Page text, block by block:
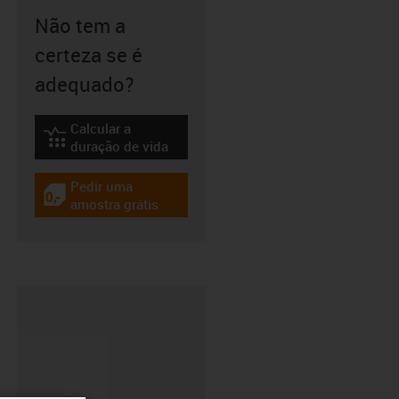
Não tem a
certeza se é
adequado?
igus-icon-lebensdauerrechner
Calcular a
duração de vida
igus-icon-gratismuster
Pedir uma
amostra grátis